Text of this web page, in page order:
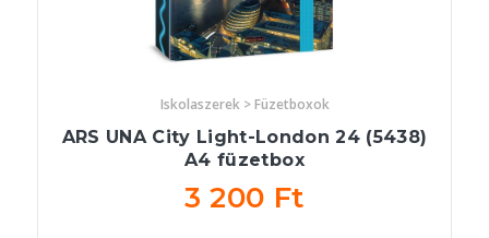
Iskolaszerek > Füzetboxok
ARS UNA City Light-London 24 (5438)
A4 füzetbox
3 200 Ft